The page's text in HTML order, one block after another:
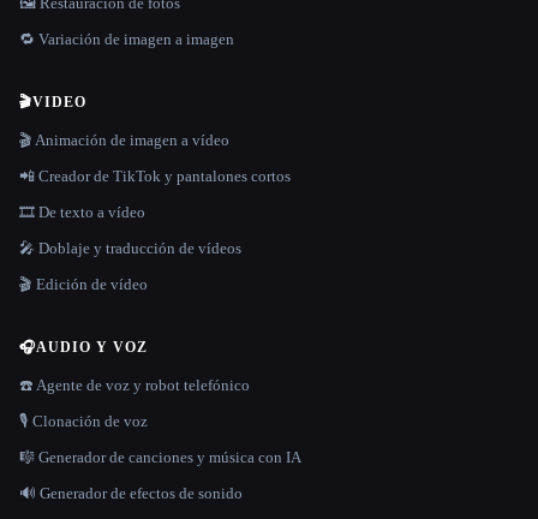
🔁 Variación de imagen a imagen
🎬VIDEO
🎬 Animación de imagen a vídeo
📲 Creador de TikTok y pantalones cortos
🎞️ De texto a vídeo
🎤 Doblaje y traducción de vídeos
🎬 Edición de vídeo
🎧AUDIO Y VOZ
☎️ Agente de voz y robot telefónico
🎙️ Clonación de voz
🎼 Generador de canciones y música con IA
🔊 Generador de efectos de sonido